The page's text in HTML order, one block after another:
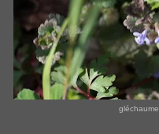
gléchaume